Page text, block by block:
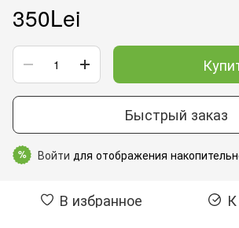
350Lei
Быстрый заказ
% Войти для отображения
В избранное